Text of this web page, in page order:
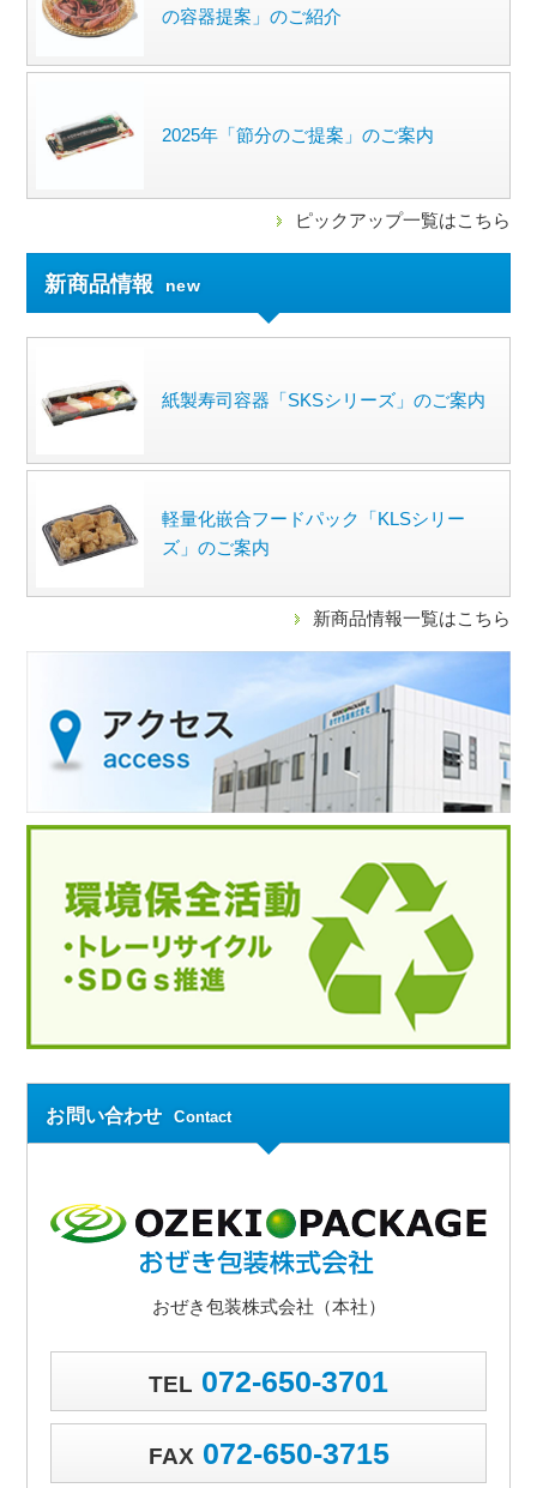
の容器提案」のご紹介
2025年「節分のご提案」のご案内
ピックアップ一覧はこちら
新商品情報 new
紙製寿司容器「SKSシリーズ」のご案内
軽量化嵌合フードパック「KLSシリー
ズ」のご案内
新商品情報一覧はこちら
お問い合わせ Contact
おぜき包装株式会社（本社）
TEL 072-650-3701
FAX 072-650-3715